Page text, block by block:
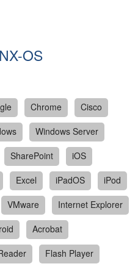
OS
Chrome
Cisco
Windows Server
SharePoint
iOS
Excel iPadOS
iPod
VMware
Internet Explorer
Acrobat
Flash Player